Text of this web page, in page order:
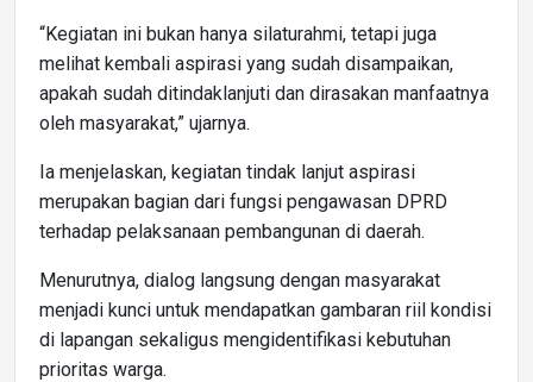
“Kegiatan ini bukan hanya silaturahmi, tetapi juga
melihat kembali aspirasi yang sudah disampaikan,
apakah sudah ditindaklanjuti dan dirasakan manfaatnya
oleh masyarakat,” ujarnya.
Ia menjelaskan, kegiatan tindak lanjut aspirasi
merupakan bagian dari fungsi pengawasan DPRD
terhadap pelaksanaan pembangunan di daerah.
Menurutnya, dialog langsung dengan masyarakat
menjadi kunci untuk mendapatkan gambaran riil kondisi
di lapangan sekaligus mengidentifikasi kebutuhan
prioritas warga.